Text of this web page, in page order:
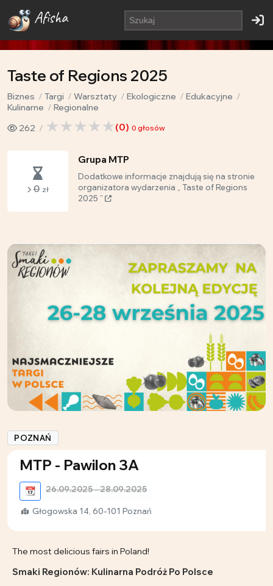
Afisha
Taste of Regions 2025
Biznes Targi Warsztaty Ekologiczne
Edukacyjne
Kulinarne
Regionalne
262
(0) 0 głosów
0 zł
Grupa MTP
Dodatkowe informacje znajdują się na stronie
organizatora wydarzenia „ Taste of Regions
2025 ”
POZNAŃ
MTP - Pawilon 3A
📆 26.09.2025 - 28.09.2025
Głogowska 14, 60-101 Poznań
The most delicious fairs in Poland!
Smaki Regionów: Kulinarna Podróż Po Polsce